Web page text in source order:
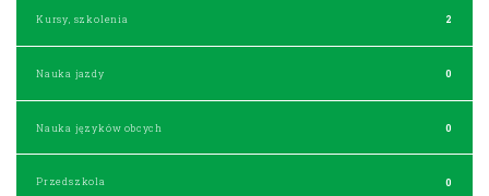
Kursy, szkolenia 2
Nauka jazdy 0
Nauka języków obcych 0
Przedszkola 0